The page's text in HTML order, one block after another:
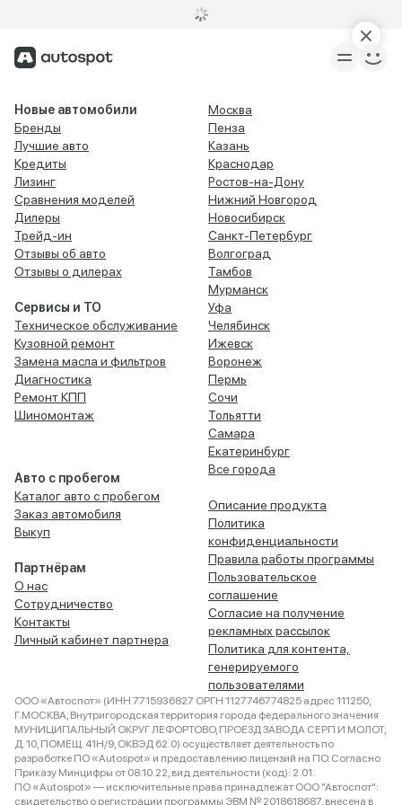
Новые автомобили
Бренды
Лучшие авто
Кредиты
Лизинг
Сравнения моделей
Дилеры
Трейд-ин
Отзывы об авто
Отзывы о дилерах
Сервисы и ТО
Техническое обслуживание
Кузовной ремонт
Замена масла и фильтров
Диагностика
Ремонт КПП
Шиномонтаж
Авто с пробегом
Каталог авто с пробегом
Заказ автомобиля
Выкуп
Партнёрам
О нас
Сотрудничество
Контакты
Личный кабинет партнера
Москва
Пенза
Казань
Краснодар
Ростов-на-Дону
Нижний Новгород
Новосибирск
Санкт-Петербург
Волгоград
Тамбов
Мурманск
Уфа
Челябинск
Ижевск
Воронеж
Пермь
Сочи
Тольятти
Самара
Екатеринбург
Все города
Описание продукта
Политика
конфиденциальности
Правила работы программы
Пользовательское
соглашение
Согласие на получение
рекламных рассылок
Политика для контента,
генерируемого
пользователями
ООО «Автоспот» (ИНН 7715936827 ОРГН 1127746774825 адрес 111250,
Г.МОСКВА, Внутригородская территория города федерального значения
МУНИЦИПАЛЬНЫЙ ОКРУГ ЛЕФОРТОВО, ПРОЕЗД ЗАВОДА СЕРП И МОЛОТ,
Д. 10, ПОМЕЩ. 41Н/9, ОКВЭД 62.0) осуществляет деятельность по
разработке ПО «Autospot» и предоставлению лицензий на ПО. Согласно
Приказу Минцифры от 08.10.22, вид деятельности (код): 2.01.
ПО «Autospot» — исключительные права принадлежат ООО "Автоспот":
свидетельство о регистрации программы ЭВМ № 2018618687, внесена в